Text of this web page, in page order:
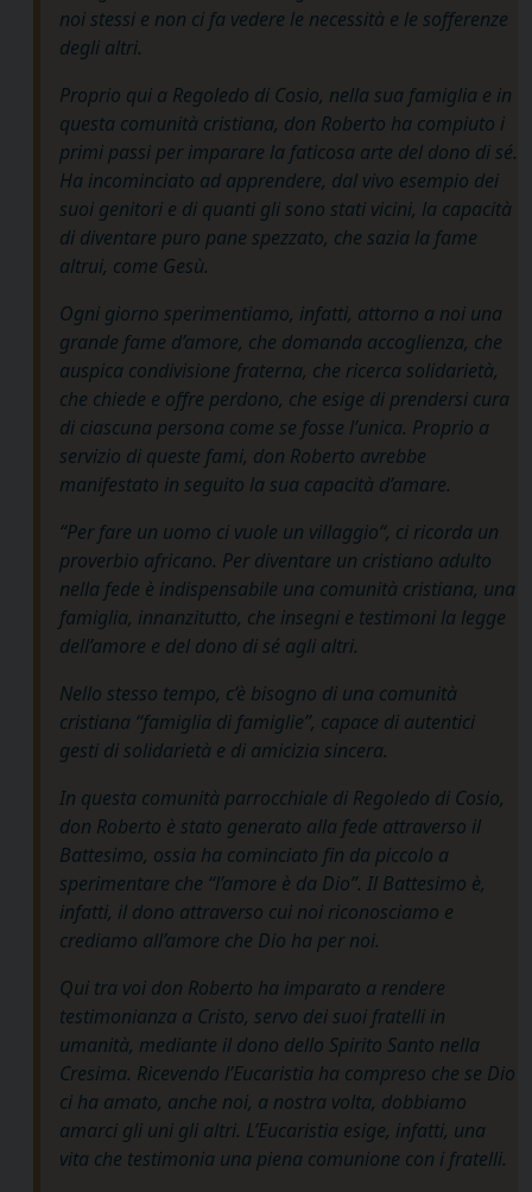
noi stessi e non ci fa vedere le necessità e le sofferenze
degli altri.
Proprio qui a Regoledo di Cosio, nella sua famiglia e in
questa comunità cristiana, don Roberto ha compiuto i
primi passi per imparare la faticosa arte del dono di sé.
Ha incominciato ad apprendere, dal vivo esempio dei
suoi genitori e di quanti gli sono stati vicini, la capacità
di diventare puro pane spezzato, che sazia la fame
altrui, come Gesù.
Ogni giorno sperimentiamo, infatti, attorno a noi una
grande fame d’amore, che domanda accoglienza, che
auspica condivisione fraterna, che ricerca solidarietà,
che chiede e offre perdono, che esige di prendersi cura
di ciascuna persona come se fosse l’unica. Proprio a
servizio di queste fami, don Roberto avrebbe
manifestato in seguito la sua capacità d’amare.
“Per fare un uomo ci vuole un villaggio“, ci ricorda un
proverbio africano. Per diventare un cristiano adulto
nella fede è indispensabile una comunità cristiana, una
famiglia, innanzitutto, che insegni e testimoni la legge
dell’amore e del dono di sé agli altri.
Nello stesso tempo, c’è bisogno di una comunità
cristiana “famiglia di famiglie”, capace di autentici
gesti di solidarietà e di amicizia sincera.
In questa comunità parrocchiale di Regoledo di Cosio,
don Roberto è stato generato alla fede attraverso il
Battesimo, ossia ha cominciato fin da piccolo a
sperimentare che “l’amore è da Dio”. Il Battesimo è,
infatti, il dono attraverso cui noi riconosciamo e
crediamo all’amore che Dio ha per noi.
Qui tra voi don Roberto ha imparato a rendere
testimonianza a Cristo, servo dei suoi fratelli in
umanità, mediante il dono dello Spirito Santo nella
Cresima. Ricevendo l’Eucaristia ha compreso che se Dio
ci ha amato, anche noi, a nostra volta, dobbiamo
amarci gli uni gli altri. L’Eucaristia esige, infatti, una
vita che testimonia una piena comunione con i fratelli.